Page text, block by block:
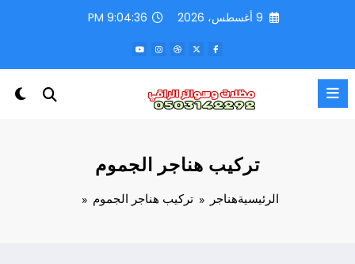
9 أغسطس، 2026 9:04:39 PM
تركيب هناجر الجموم
الرئيسيةهناجر تركيب هناجر الجموم